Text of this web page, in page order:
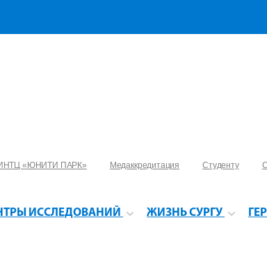
«ЮНИТИ ПАРК» Медаккредитация Студенту
ИССЛЕДОВАНИЙ ЖИЗНЬ СУРГУ